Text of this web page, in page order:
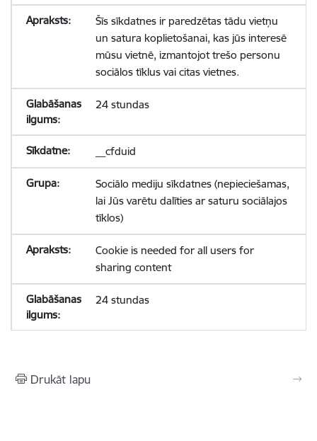
Šīs sīkdatnes ir paredzētas tādu vietņu
un satura koplietošanai, kas jūs interesē
mūsu vietnē, izmantojot trešo personu
sociālos tīklus vai citas vietnes.
24 stundas
__cfduid
Sociālo mediju sīkdatnes (nepieciešamas,
lai Jūs varētu dalīties ar saturu sociālajos
tīklos)
Cookie is needed for all users for
sharing content
24 stundas
Drukāt lapu